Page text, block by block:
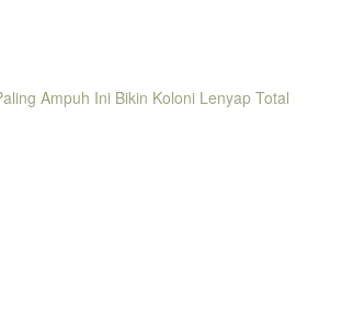
Ampuh Ini Bikin Koloni Lenyap Total